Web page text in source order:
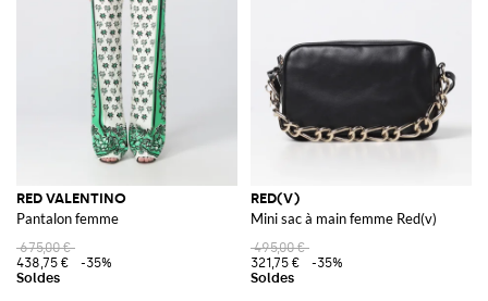
RED VALENTINO
Pantalon femme
675,00 €
438,75 €
-35%
RED(V)
Mini sac à main femme Red(v)
495,00 €
321,75 €
-35%